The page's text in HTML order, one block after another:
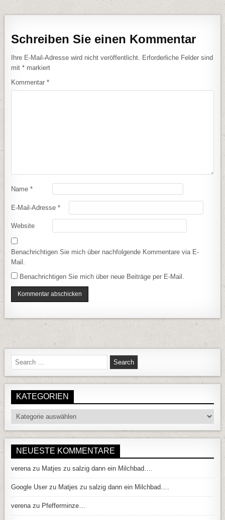
Schreiben Sie einen Kommentar
Ihre E-Mail-Adresse wird nicht veröffentlicht.
Erforderliche Felder sind
mit* markiert
Kommentar*
Name*
E-Mail-Adresse*
Website
Benachrichtigen Sie mich über nachfolgende Kommentare via E-
Mail.
Benachrichtigen Sie mich über neue Beiträge per E-Mail.
Search for:
KATEGORIEN
Kategorien
NEUESTE KOMMENTARE
verenazu Matjes zu salzig dann ein Milchbad….
Google User zu Matjes zu salzig dann ein Milchbad….
verenazu Pfefferminze…